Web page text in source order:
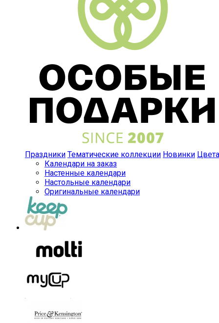
Праздники Тематические коллекции Новинки Цвета
Календари на заказ
Настенные календари
Настольные календари
Оригинальные календари